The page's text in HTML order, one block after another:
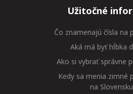
Užitočné
Čo znamenajú čísla na
Aká má byť hĺbka
Ako si vybrať správne
Kedy sa menia zimné
na